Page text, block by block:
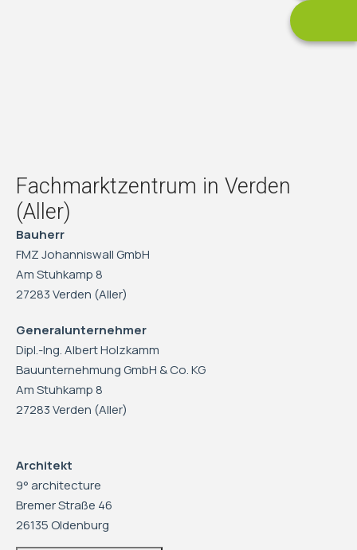
Fachmarktzentrum in Verden
(Aller)
Bauherr
FMZ Johanniswall GmbH
Am Stuhkamp 8
27283 Verden (Aller)
Generalunternehmer
Dipl.-Ing. Albert Holzkamm
Bauunternehmung GmbH & Co. KG
Am Stuhkamp 8
27283 Verden (Aller)
Architekt
9° architecture
Bremer Straße 46
26135 Oldenburg